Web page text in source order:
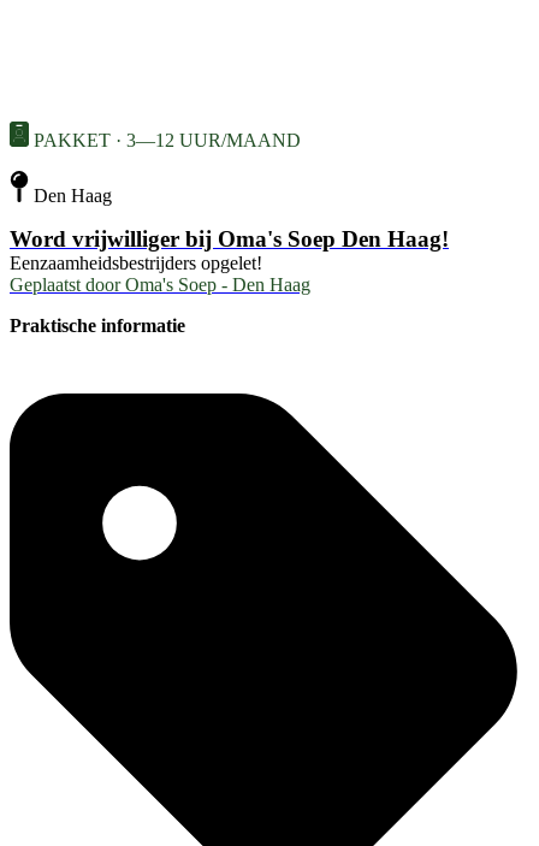
PAKKET · 3—12 UUR/MAAND
Den Haag
Word vrijwilliger bij Oma's Soep Den Haag!
Eenzaamheidsbestrijders opgelet!
Geplaatst door Oma's Soep - Den Haag
Praktische informatie